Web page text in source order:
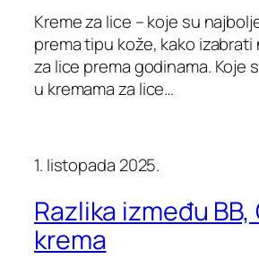
Kreme za lice – koje su
prema tipu kože, kako
za lice prema godinama. Koje
u kremama za lice…
1. listopada 2025.
Razlika između BB,
krema